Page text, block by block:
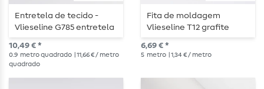
Entretela de tecido -
Vlieseline G785 entretela
para engomar - pele
10,49 € *
0.9 metro quadrado
| 11,66 € / metro
quadrado
Fita de moldagem
Vlieseline T12 grafite
6,69 € *
5 metro | 1,34 € / metro